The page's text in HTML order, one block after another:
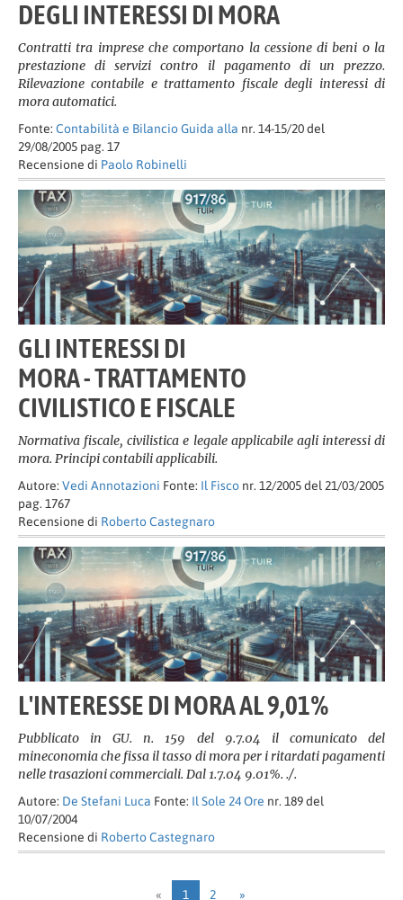
DEGLI INTERESSI DI MORA
Contratti tra imprese che comportano la cessione di beni o la
prestazione di servizi contro il pagamento di un prezzo.
Rilevazione contabile e trattamento fiscale degli interessi di
mora automatici.
Fonte: Contabilità e Bilancio Guida alla nr. 14-15/20 del
29/08/2005 pag. 17
Recensione di Paolo Robinelli
GLI INTERESSI DI
MORA - TRATTAMENTO
CIVILISTICO E FISCALE
Normativa fiscale, civilistica e legale applicabile agli interessi di
mora. Principi contabili applicabili.
Autore: Vedi Annotazioni Fonte: Il Fisco nr. 12/2005 del 21/03/2005
pag. 1767
Recensione di Roberto Castegnaro
L'INTERESSE DI MORA AL 9,01%
Pubblicato in GU. n. 159 del 9.7.04 il comunicato del
mineconomia che fissa il tasso di mora per i ritardati pagamenti
nelle trasazioni commerciali. Dal 1.7.04 9.01%. ./.
Autore: De Stefani Luca Fonte: Il Sole 24 Ore nr. 189 del
10/07/2004
Recensione di Roberto Castegnaro
« 1 2 »